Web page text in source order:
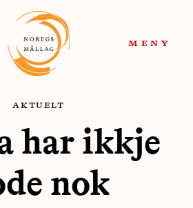
meny
aktuelt
har ikkje
nok